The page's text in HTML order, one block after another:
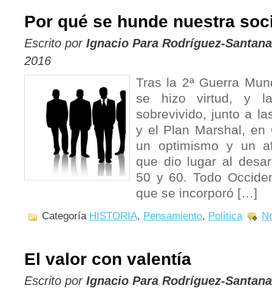
Por qué se hunde nuestra
Escrito por Ignacio Para Rodríguez-Santana
2016
Tras la 2ª Guerra
se hizo virtud, y
sobrevivido, junto a
y el Plan Marshal, en
un optimismo y un
que dio lugar al
50 y 60. Todo
que se incorporó […]
Categoría HISTORIA, Pensamiento, Política
El valor con valentía
Escrito por Ignacio Para Rodríguez-Santana